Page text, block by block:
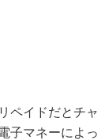
ペイドだとチャ
子マネーによっ